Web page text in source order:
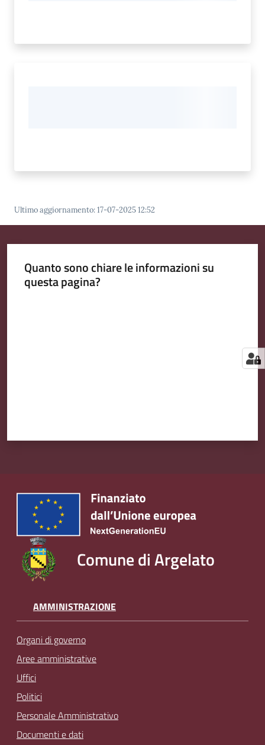
Ultimo aggiornamento:17-07-2025 12:52
Quanto sono chiare le informazioni su
questa pagina?
Comune di Argelato
AMMINISTRAZIONE
Organi di governo
Aree amministrative
Uffici
Politici
Personale Amministrativo
Documenti e dati